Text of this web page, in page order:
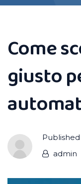
Come
giusto
admin